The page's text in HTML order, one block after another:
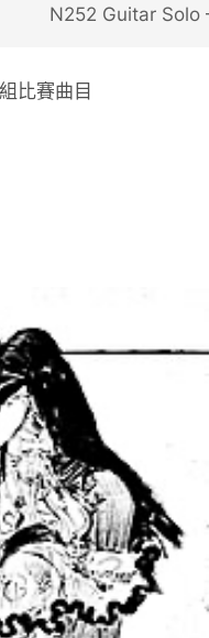
N252 Guitar Solo
比賽曲目